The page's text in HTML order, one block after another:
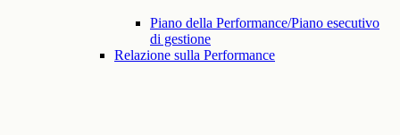
Piano della Performance/Piano esecutivo
di gestione
Relazione sulla Performance